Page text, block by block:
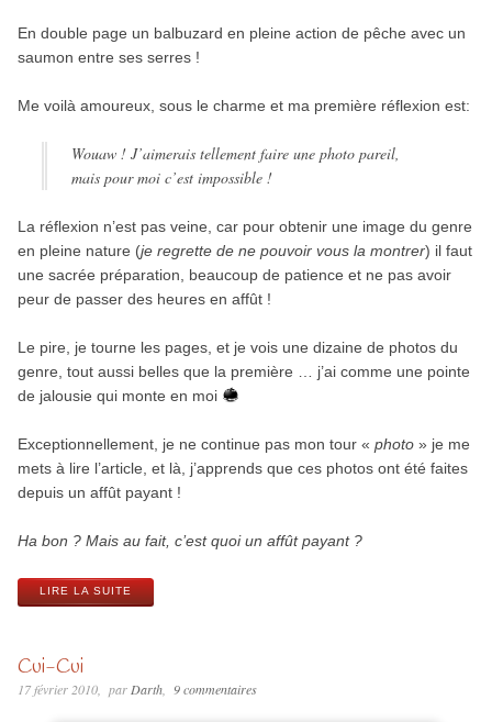
En double page un balbuzard en pleine action de pêche avec un
saumon entre ses serres !
Me voilà amoureux, sous le charme et ma première réflexion est:
Wouaw ! J’aimerais tellement faire une photo pareil,
mais pour moi c’est impossible !
La réflexion n’est pas veine, car pour obtenir une image du genre
en pleine nature (je regrette de ne pouvoir vous la montrer) il faut
une sacrée préparation, beaucoup de patience et ne pas avoir
peur de passer des heures en affût !
Le pire, je tourne les pages, et je vois une dizaine de photos du
genre, tout aussi belles que la première … j’ai comme une pointe
de jalousie qui monte en moi
Exceptionnellement, je ne continue pas mon tour « photo» je me
mets à lire l’article, et là, j’apprends que ces photos ont été faites
depuis un affût payant !
Ha bon ? Mais au fait, c’est quoi un affût payant ?
LIRE LA SUITE
Cui-Cui
17 février 2010 parDarth 9 commentaires